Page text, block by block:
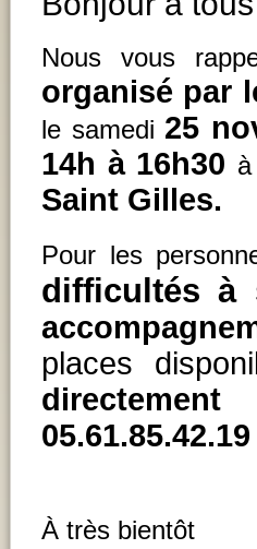
Nous vous
organisé par
le samedi 25
14h à 16h30
Saint Gilles.
Pour les
difficultés à
places
À très bientôt